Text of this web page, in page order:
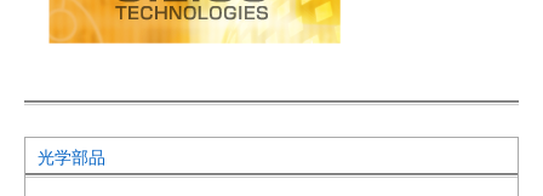
光学部品